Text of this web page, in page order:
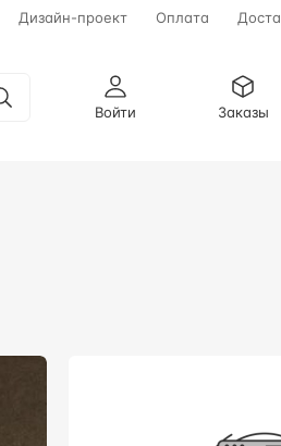
Дизайн-проект Оплата
Войти
Заказы